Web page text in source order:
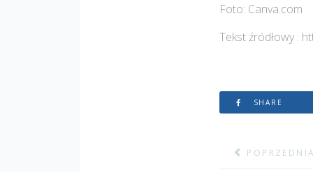
Foto: Canva.com
Tekst źródłowy :
SHARE
POPRZEDNIA